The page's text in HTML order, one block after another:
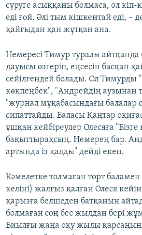
сүруге асыққаны болмаса, ол кіп-
еді ғой. Әлі тым кішкентай еді, –
қайғыдан қан жұтқан ана.
Немересі Тимур туралы
дауысы өзгеріп, еңсесін басқан
сейілгендей болады. Ол Тимурды
көкпеңбек", "Андрейдің аузынан
"журнал мұқабасындағы балалар
сипаттайды. Баласы Қаңтар
ұшқан кейбіреулер Олесяға "Бізге
бақыттырақсың. Немерең бар.
артында із қалды" дейді екен.
Кәмелетке толмаған төрт баламен
келіні) жалғыз қалған Олеся
қарызға белшеден батқанын
болмаған соң бес жылдан бері
Биылғы жаңа оқу жылы